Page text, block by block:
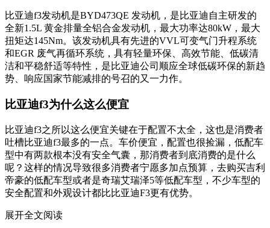
比亚迪f3发动机是BYD473QE 发动机，是比亚迪自主研发的
全新1.5L 黄金排量全铝合金发动机，最大功率达80kW，最大
扭矩达145Nm。该发动机具有先进的VVL可变气门升程系统
和EGR 废气再循环系统，具有轻量环保、高效节能、低碳清
洁和平稳舒适等特性，是比亚迪公司顺应全球低碳环保的新趋
势、响应国家节能减排的号召的又一力作。
比亚迪f3为什么这么便宜
比亚迪f3之所以这么便宜关键在于配置不太全，这也是消费者
吐槽比亚迪f3最多的一点。车价便宜，配置也很捡漏，低配车
型中有两款根本没有安全气囊，那消费者到底消费的是什么
呢？这样的情况导致很多消费者宁愿多加点预算，去购买吉利
帝豪的低配车型或者是奇瑞艾瑞泽5等低配车型，不少车型的
安全配置和外观设计都比比亚迪F3更有优势。
展开全文阅读